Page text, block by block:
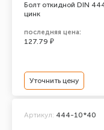
Болт откидной DIN
цинк
последняя цена:
127.79 ₽
Уточнить цену
Артикул: 444-10*40